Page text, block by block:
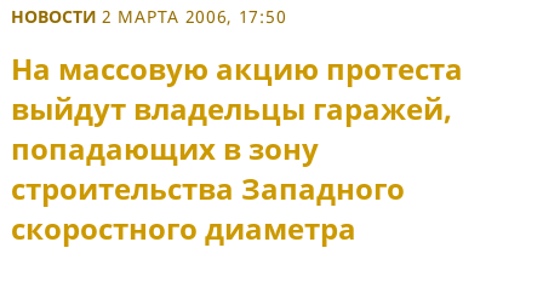
НОВОСТИ 2 МАРТА 2006, 17:50
На массовую акцию протеста
выйдут владельцы гаражей,
попадающих в зону
строительства Западного
скоростного диаметра